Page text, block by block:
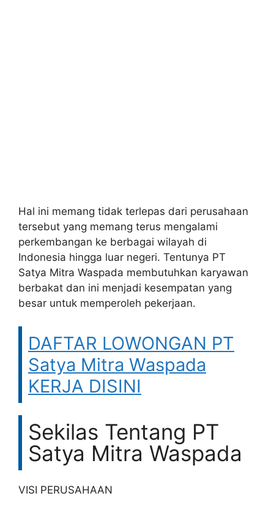
Hal ini memang tidak terlepas dari perusahaan
tersebut yang memang terus mengalami
perkembangan ke berbagai wilayah di
Indonesia hingga luar negeri. Tentunya PT
Satya Mitra Waspada membutuhkan karyawan
berbakat dan ini menjadi kesempatan yang
besar untuk memperoleh pekerjaan.
DAFTAR LOWONGAN PT
Satya Mitra Waspada
KERJA DISINI
Sekilas Tentang PT
Satya Mitra Waspada
VISI PERUSAHAAN